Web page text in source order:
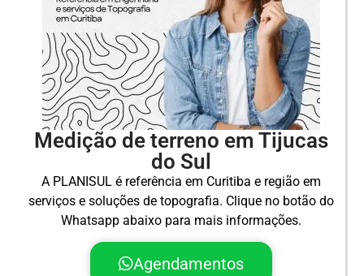
Medição de terreno em Tijucas
do Sul
A PLANISUL é referência em Curitiba e região em
serviços e soluções de topografia. Clique no botão do
Whatsapp abaixo para mais informações.
Agendamentos